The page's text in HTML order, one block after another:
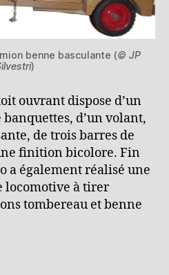
benne basculante (© JP
)
ouvrant dispose d’un
d’un volant,
de trois barres de
finition bicolore. Fin
a également réalisé une
locomotive à tirer
tombereau et benne